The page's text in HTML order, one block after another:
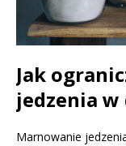
Jak
jedzenia w
Marnowanie